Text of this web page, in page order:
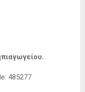
485277